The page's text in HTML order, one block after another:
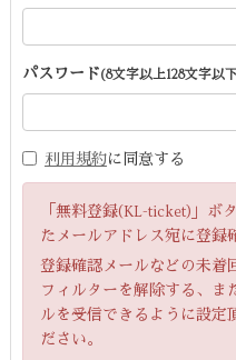
パスワード(8文字以上128文字以
利用規約に同意する
「無料登録(KL-ticket)」ボ
たメールアドレス宛に登録
登録確認メールなどの未着
フィルターを解除する、ま
ルを受信できるように設定
ださい。